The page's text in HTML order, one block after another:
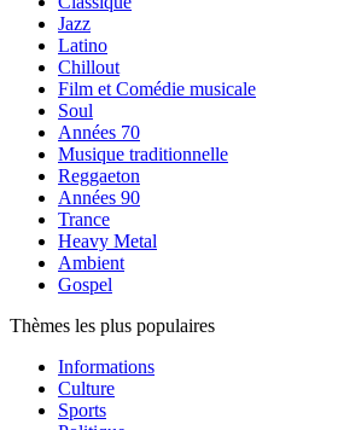
Jazz
Latino
Chillout
Film et Comédie musicale
Soul
Années 70
Musique traditionnelle
Reggaeton
Années 90
Trance
Heavy Metal
Ambient
Gospel
Thèmes les plus populaires
Informations
Culture
Sports